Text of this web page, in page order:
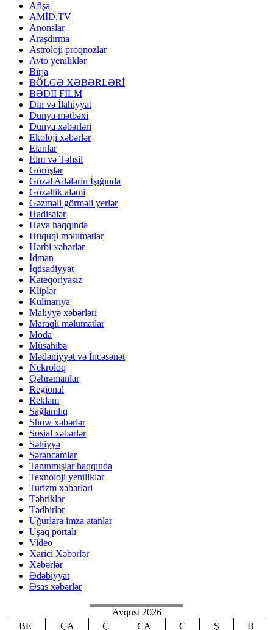
Afişa
AMİD.TV
Anonslar
Araşdırma
Astroloji proqnozlar
Avto yeniliklər
Birja
BÖLGƏ XƏBƏRLƏRİ
BƏDİİ FİLM
Din və İlahiyyat
Dünya mətbəxi
Dünya xəbərləri
Ekoloji xəbərlər
Elanlar
Elm və Təhsil
Görüşlər
Gözəl Ailələrin İşığında
Gözəllik aləmi
Gəzməli görməli yerlər
Hadisələr
Hava haqqında
Hüquqi məlumatlar
Hərbi xəbərlər
İdman
İqtisadiyyat
Kateqoriyasız
Kliplər
Kulinariya
Maliyyə xəbərləri
Maraqlı məlumatlar
Moda
Müsahibə
Mədəniyyət və İncəsənət
Nekroloq
Qəhrəmanlar
Regional
Reklam
Sağlamlıq
Show xəbərlər
Sosial xəbərlər
Səhiyyə
Sərəncamlar
Tanınmışlar haqqında
Texnoloji yeniliklər
Turizm xəbərləri
Təbriklər
Tədbirlər
Uğurlara imza atanlar
Uşaq portalı
Video
Xarici Xəbərlər
Xəbərlər
Ədəbiyyat
Əsas xəbərlər
Avqust 2026
BE
ÇA Ç CA C Ş
B